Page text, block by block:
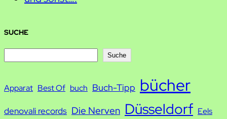
SUCHE
c
Suche
Apparat Best Of buch Buch-Tipp bücher
denovali records Die Nerven Düsseldorf Eels